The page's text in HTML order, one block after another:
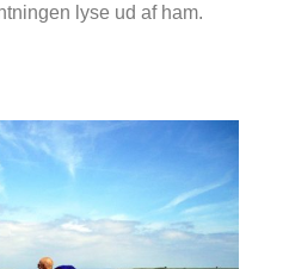
lyse ud af ham.